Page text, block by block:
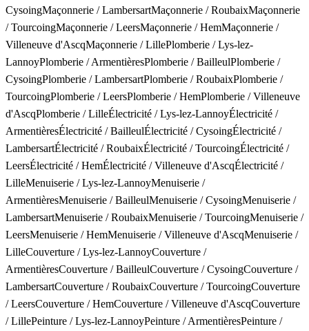
CysoingMaçonnerie / LambersartMaçonnerie / RoubaixMaçonnerie
/ TourcoingMaçonnerie / LeersMaçonnerie / HemMaçonnerie /
Villeneuve d'AscqMaçonnerie / LillePlomberie / Lys-lez-
LannoyPlomberie / ArmentièresPlomberie / BailleulPlomberie /
CysoingPlomberie / LambersartPlomberie / RoubaixPlomberie /
TourcoingPlomberie / LeersPlomberie / HemPlomberie / Villeneuve
d'AscqPlomberie / LilleÉlectricité / Lys-lez-LannoyÉlectricité /
ArmentièresÉlectricité / BailleulÉlectricité / CysoingÉlectricité /
LambersartÉlectricité / RoubaixÉlectricité / TourcoingÉlectricité /
LeersÉlectricité / HemÉlectricité / Villeneuve d'AscqÉlectricité /
LilleMenuiserie / Lys-lez-LannoyMenuiserie /
ArmentièresMenuiserie / BailleulMenuiserie / CysoingMenuiserie /
LambersartMenuiserie / RoubaixMenuiserie / TourcoingMenuiserie /
LeersMenuiserie / HemMenuiserie / Villeneuve d'AscqMenuiserie /
LilleCouverture / Lys-lez-LannoyCouverture /
ArmentièresCouverture / BailleulCouverture / CysoingCouverture /
LambersartCouverture / RoubaixCouverture / TourcoingCouverture
/ LeersCouverture / HemCouverture / Villeneuve d'AscqCouverture
/ LillePeinture / Lys-lez-LannoyPeinture / ArmentièresPeinture /